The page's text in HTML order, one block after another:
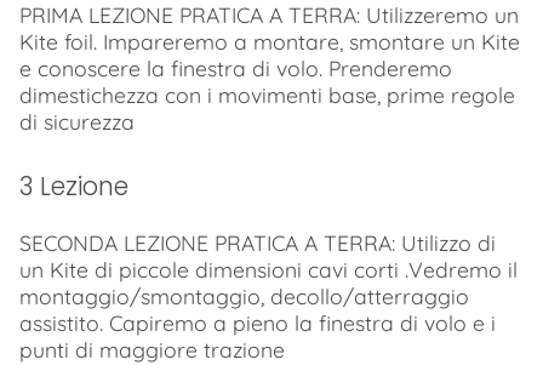
PRIMA LEZIONE PRATICA A TERRA: Utilizzeremo un
Kite foil. Impareremo a montare, smontare un Kite
e conoscere la finestra di volo. Prenderemo
dimestichezza con i movimenti base, prime regole
di sicurezza
3 Lezione
SECONDA LEZIONE PRATICA A TERRA: Utilizzo di
un Kite di piccole dimensioni cavi corti .Vedremo il
montaggio/smontaggio, decollo/atterraggio
assistito. Capiremo a pieno la finestra di volo e i
punti di maggiore trazione